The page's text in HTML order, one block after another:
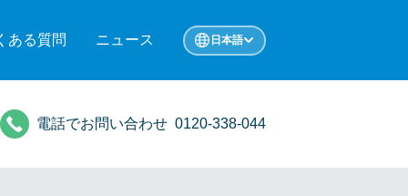
ある質問 ニュース 日本語
電話でお問い合わせ 0120-338-044